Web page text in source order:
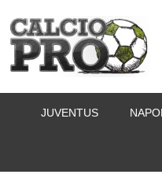
contenuto
JUVENTUS